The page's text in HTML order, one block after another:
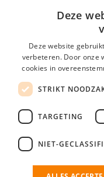
E-mail*
Wachtwoord
login gegevens
login
Bedrijf aanmelden
nieuwe collega/
Deze
Deze website
verbeteren. Door onze
cookies in
STRIKT
TARGETING
NIET-